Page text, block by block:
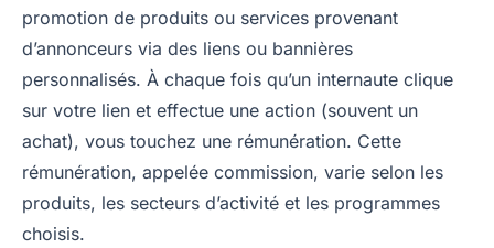
promotion de produits ou services provenant
d’annonceurs via des liens ou bannières
personnalisés. À chaque fois qu’un internaute clique
sur votre lien et effectue une action (souvent un
achat), vous touchez une rémunération. Cette
rémunération, appelée commission, varie selon les
produits, les secteurs d’activité et les programmes
choisis.